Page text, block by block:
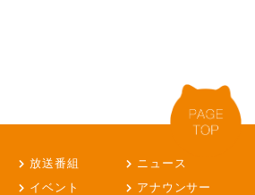
放送番組
ニュース
イベント
アナウンサー